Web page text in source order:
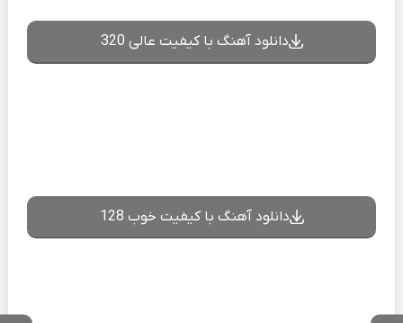
دانلود آهنگ با کیفیت عالی 320
دانلود آهنگ با کیفیت خوب 128